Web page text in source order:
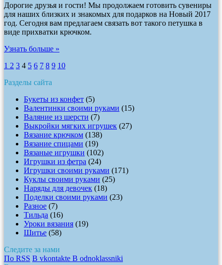
Дорогие друзья и гости! Мы продолжаем готовить сувениры
для наших близких и знакомых для подарков на Новый 2017
год. Сегодня вам предлагаем связать вот такого петушка в
виде прихватки крючком.
Узнать больше »
1 2 3 4 5 6 7 8 9 10
Разделы сайта
Букеты из конфет (5)
Валентинки своими руками (15)
Валяние из шерсти (7)
Выкройки мягких игрушек (27)
Вязание крючком (138)
Вязание спицами (19)
Вязаные игрушки (102)
Игрушки из фетра (24)
Игрушки своими руками (171)
Куклы своими руками (25)
Наряды для девочек (18)
Поделки своими руками (23)
Разное (7)
Тильда (16)
Уроки вязания (19)
Шитье (58)
Следите за нами
По RSS В vkontakte В odnoklassniki